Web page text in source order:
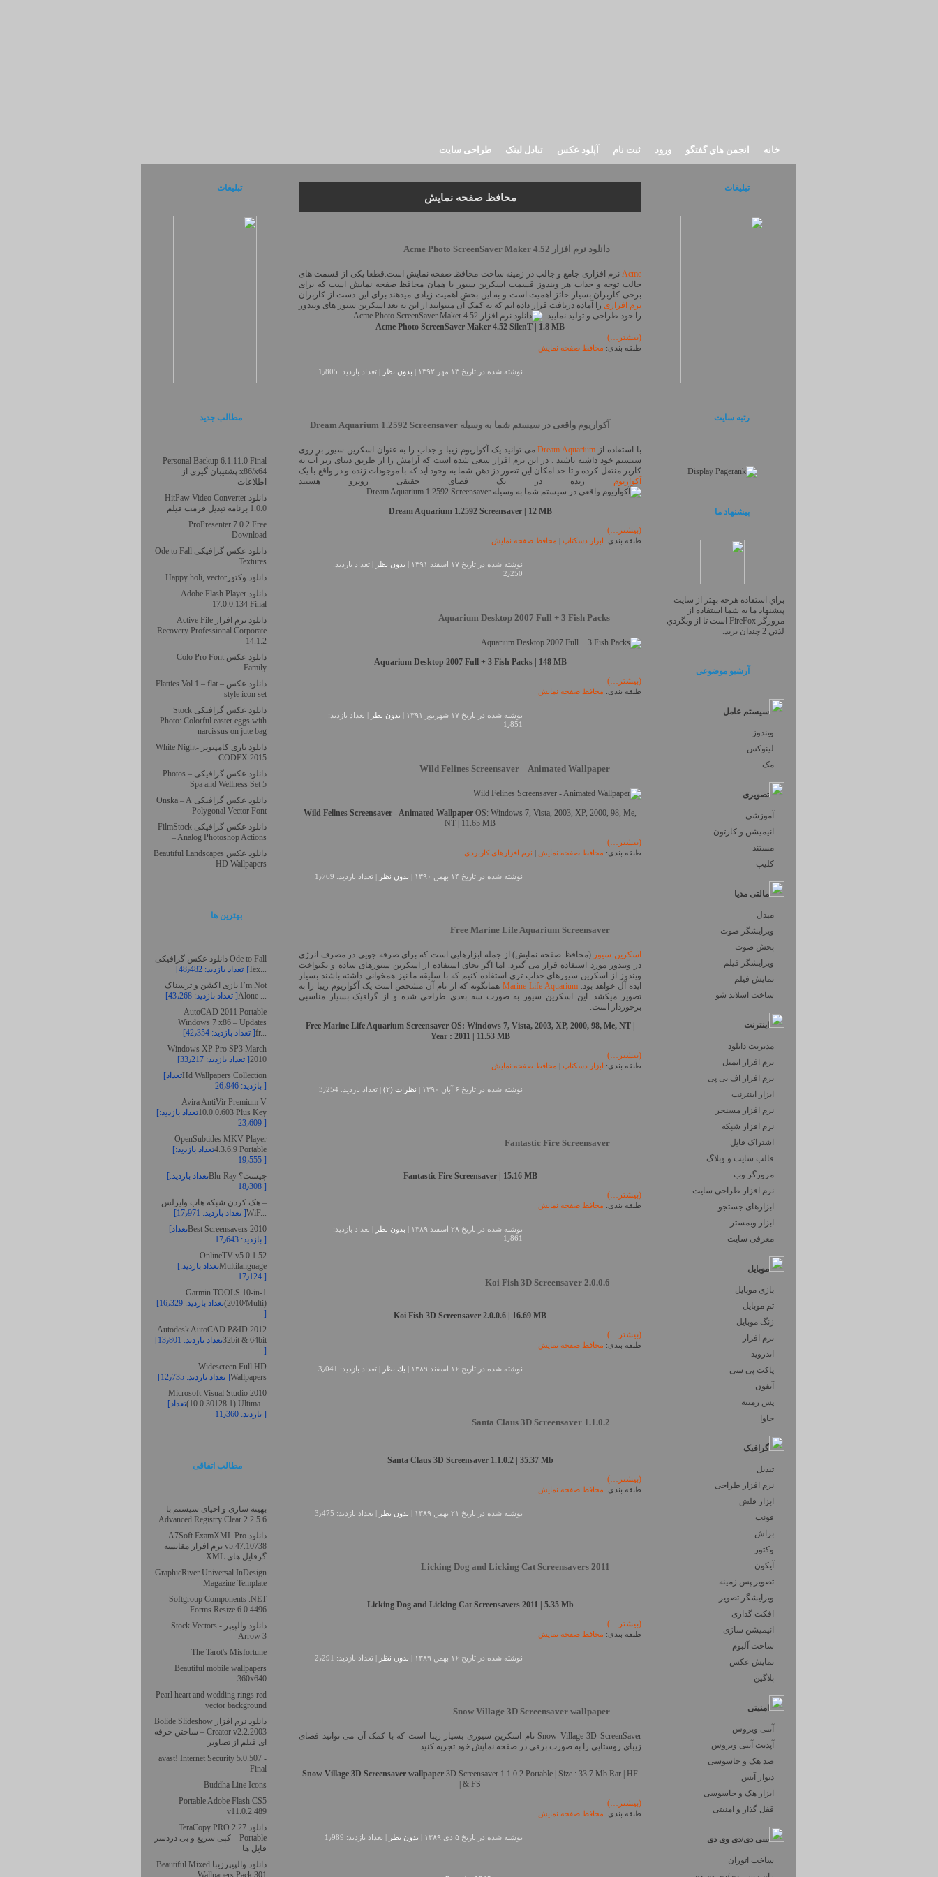
خانه انجمن هاي گفتگو ورود ثبت نام آپلود عکس تبادل لینک طراحی سایت
تبلیغات
آرشیو موضوعی
سیستم عامل
ویندوز
لینوکس
مک
تصویری
آموزشی
انیمیشن و کارتون
مستند
کلیپ
مالتی مدیا
مبدل
ویرایشگر صوت
پخش صوت
ویرایشگر فیلم
نمایش فیلم
ساخت اسلاید شو
اینترنت
مدیریت دانلود
نرم افزار ایمیل
نرم افزار اف تی پی
ابزار اینترنت
نرم افزار مسنجر
نرم افزار شبکه
اشتراک فایل
قالب سایت و وبلاگ
مرورگر وب
نرم افزار طراحی سایت
ابزارهای جستجو
ابزار وبمستر
معرفی سایت
موبایل
بازی موبایل
تم موبایل
زنگ موبایل
نرم افزار
اندروید
پاکت پی سی
آیفون
پس زمینه
جاوا
گرافیک
تبدیل
نرم افزار طراحی
ابزار فلش
فونت
براش
وکتور
آیکون
تصویر پس زمینه
ویرایشگر تصویر
افکت گذاری
انیمیشن سازی
ساخت آلبوم
نمایش عکس
پلاگین
امنیتی
آنتی ویروس
آپدیت آنتی ویروس
ضد هک و جاسوسی
دیوار آتش
ابزار هک و جاسوسی
قفل گذار و امنیتی
سی دی/دی وی دی
ساخت اتوران
پیشنهاد ما
براي استفاده هرچه بهتر از سايت
پيشنهاد ما به شما استفاده از
مرورگر FireFox است تا از وبگردي
لذتي 2 چندان بريد.
رتبه سایت
محافظ صفحه نمایش
دانلود نرم افزار Acme Photo ScreenSaver Maker 4.52
Acme نرم افزاری جامع و جالب در زمینه ساخت محافظ صفحه نمایش است.قطعا یکی از قسمت های
جالب توجه و جذاب هر ویندوز قسمت اسکرین سیور یا همان محافظ صفحه نمایش است که برای
برخی کاربران بسیار حائز اهمیت است و به این بخش اهمیت زیادی میدهند برای این دست از کاربران
نرم افزاری را آماده دریافت قرار داده ایم که به کمک آن میتوانید از این به بعد اسکرین سیور های ویندوز
را خود طراحی و تولید نمایید.
Acme Photo ScreenSaver Maker 4.52 SilenT | 1.8 MB
(بیشتر…)
طبقه بندی: محافظ صفحه نمایش
نوشته شده در تاريخ ۱۳ مهر ۱۳۹۲ | بدون نظر | تعداد بازدید: 1٫805
آکواریوم واقعی در سیستم شما به وسیله Dream Aquarium 1.2592 Screensaver
با استفاده از Dream Aquariumمی توانید یک آکواریوم زیبا و جذاب را به عنوان اسکرین سیور بر روی
سیستم خود داشته باشید . در این نرم افزار سعی شده است که آرامش را از طریق دنیای زیر آب به
کاربر منتقل کرده و تا حد امکان این تصور دز ذهن شما به وجود آید که با موجودات زنده و در واقع با یک
آکواریوم زنده در یک فضای حقیقی روبرو هستید
Dream Aquarium 1.2592 Screensaver | 12 MB
(بیشتر…)
طبقه بندی: ابزار دسکتاپ محافظ صفحه نمایش
نوشته شده در تاريخ ۱۷ اسفند ۱۳۹۱ | بدون نظر
| تعداد بازدید:
2٫250
Aquarium Desktop 2007 Full + 3 Fish Packs
Aquarium Desktop 2007 Full + 3 Fish Packs | 148 MB
(بیشتر…)
طبقه بندی: محافظ صفحه نمایش
نوشته شده در تاريخ ۱۷ شهریور ۱۳۹۱ | بدون نظر
| تعداد بازدید:
1٫851
Wild Felines Screensaver – Animated Wallpaper
Wild Felines Screensaver - Animated Wallpaper OS: Windows 7, Vista, 2003, XP, 2000, 98, Me,
NT | 11.65 MB
(بیشتر…)
طبقه بندی: محافظ صفحه نمایش نرم افزارهای کاربردی
نوشته شده در تاريخ ۱۴ بهمن ۱۳۹۰ | بدون نظر | تعداد بازدید: 1٫769
Free Marine Life Aquarium Screensaver
اسکرین سیور (محافظ صفحه نمایش) از جمله ابزارهایی است که برای صرفه جویی در مصرف انرژی
در ویندوز مورد استفاده قرار می گیرد. اما اگر بجای استفاده از اسکرین سیورهای ساده و یکنواخت
ویندوز از اسکرین سیورهای جذاب تری استفاده کنیم که با سلیقه ما نیز همخوانی داشته باشند بسیار
ایده آل خواهد بود.Marine Life Aquarium همانگونه که از نام آن مشخص است یک آکواریوم زیبا را به
تصویر میکشد. این اسکرین سیور به صورت سه بعدی طراحی شده و از گرافیک بسیار مناسبی
برخوردار است.
Free Marine Life Aquarium Screensaver OS: Windows 7, Vista, 2003, XP, 2000, 98, Me, NT |
Year : 2011 | 11.53 MB
(بیشتر…)
طبقه بندی: ابزار دسکتاپ محافظ صفحه نمایش
نوشته شده در تاريخ ۶ آبان ۱۳۹۰ | نظرات (۲) | تعداد بازدید: 3٫254
Fantastic Fire Screensaver
Fantastic Fire Screensaver | 15.16 MB
(بیشتر…)
طبقه بندی: محافظ صفحه نمایش
نوشته شده در تاريخ ۲۸ اسفند ۱۳۸۹ | بدون نظر
| تعداد بازدید:
1٫861
Koi Fish 3D Screensaver 2.0.0.6
Koi Fish 3D Screensaver 2.0.0.6 | 16.69 MB
(بیشتر…)
طبقه بندی: محافظ صفحه نمایش
نوشته شده در تاريخ ۱۶ اسفند ۱۳۸۹ | يك نظر | تعداد بازدید: 3٫041
Santa Claus 3D Screensaver 1.1.0.2
Santa Claus 3D Screensaver 1.1.0.2 | 35.37 Mb
(بیشتر…)
طبقه بندی: محافظ صفحه نمایش
نوشته شده در تاريخ ۲۱ بهمن ۱۳۸۹ | بدون نظر | تعداد بازدید: 3٫475
Licking Dog and Licking Cat Screensavers 2011
Licking Dog and Licking Cat Screensavers 2011 | 5.35 Mb
(بیشتر…)
طبقه بندی: محافظ صفحه نمایش
نوشته شده در تاريخ ۱۶ بهمن ۱۳۸۹ | بدون نظر | تعداد بازدید: 2٫291
Snow Village 3D Screensaver wallpaper
Snow Village 3D ScreenSaver نام اسکرین سیوری بسیار زیبا است که با کمک آن می توانید فضای
زیبای روستایی را به صورت برفی در صفحه نمایش خود تجربه کنید .
Snow Village 3D Screensaver wallpaper 3D Screensaver 1.1.0.2 Portable | Size : 33.7 Mb Rar | HF
& FS |
(بیشتر…)
طبقه بندی: محافظ صفحه نمایش
نوشته شده در تاريخ ۵ دی ۱۳۸۹ | بدون نظر | تعداد بازدید: 1٫989
تبلیغات
مطالب جديد
Personal Backup 6.1.11.0 Final
x86/x64 پشتیبان گیری از
اطلاعات
دانلود HitPaw Video Converter
1.0.0 برنامه تبدیل فرمت فیلم
ProPresenter 7.0.2 Free
Download
دانلود عکس گرافیکی Ode to Fall
Textures
دانلود وکتورHappy holi, vector
دانلود Adobe Flash Player
17.0.0.134 Final
دانلود نرم افزار Active File
Recovery Professional Corporate
14.1.2
دانلود عکس Colo Pro Font
Family
دانلود عکس – Flatties Vol 1 – flat
style icon set
دانلود عکس گرافیکی Stock
Photo: Colorful easter eggs with
narcissus on jute bag
دانلود بازی کامپیوتر White Night-
CODEX 2015
دانلود عکس گرافیکی Photos –
Spa and Wellness Set 5
دانلود عکس گرافیکی Onska – A
Polygonal Vector Font
دانلود عکس گرافیکی FilmStock
– Analog Photoshop Actions
دانلود عکس Beautiful Landscapes
HD Wallpapers
بهترين ها
دانلود عکس گرافیکی Ode to Fall
Tex...[تعداد بازدید: 48٫482 ]
بازی اکشن و ترسناک I’m Not
Alone ...[تعداد بازدید: 43٫268 ]
AutoCAD 2011 Portable
Windows 7 x86 – Updates
fr... [تعداد بازدید: 42٫354 ]
Windows XP Pro SP3 March
2010[تعداد بازدید: 33٫217 ]
Hd Wallpapers Collection
[تعداد
بازدید: 26٫946 ]
Avira AntiVir Premium V
10.0.0.603 Plus Key
[تعداد بازدید:
23٫609 ]
OpenSubtitles MKV Player
4.3.6.9 Portable
[تعداد بازدید:
19٫555 ]
Blu-Ray چیست؟
[تعداد بازدید:
18٫308 ]
هک کردن شبکه هاب وایرلس –
WiF...[تعداد بازدید: 17٫971 ]
Best Screensavers 2010
[تعداد
بازدید: 17٫643 ]
OnlineTV v5.0.1.52
Multilanguage
[تعداد بازدید:
17٫124 ]
Garmin TOOLS 10-in-1
(2010/Multi)
[تعداد بازدید: 16٫329
]
Autodesk AutoCAD P&ID 2012
32bit & 64bit
[تعداد بازدید: 13٫801
]
Widescreen Full HD
Wallpapers[تعداد بازدید: 12٫735 ]
Microsoft Visual Studio 2010
(10.0.30128.1) Ultima...
[تعداد
بازدید: 11٫360 ]
مطالب اتفاقی
بهینه سازی و احیای سیستم با
Advanced Registry Clear 2.2.5.6
دانلود A7Soft ExamXML Pro
v5.47.10738 نرم افزار مقایسه
گرفایل های XML
GraphicRiver Universal InDesign
Magazine Template
Softgroup Components .NET
Forms Resize 6.0.4496
دانلود والپیپر Stock Vectors -
Arrow 3
The Tarot's Misfortune
Beautiful mobile wallpapers
360х640
Pearl heart and wedding rings red
vector background
دانلود نرم افزار Bolide Slideshow
Creator v2.2.2003 – ساختن حرفه
ای فیلم از تصاویر
avast! Internet Security 5.0.507 -
Final
Buddha Line Icons
Portable Adobe Flash CS5
v11.0.2.489
دانلود TeraCopy PRO 2.27
Portable – کپی سریع و بی دردسر
فایل ها
دانلود والپیپرزیبا Beautiful Mixed
Wallpapers Pack 301